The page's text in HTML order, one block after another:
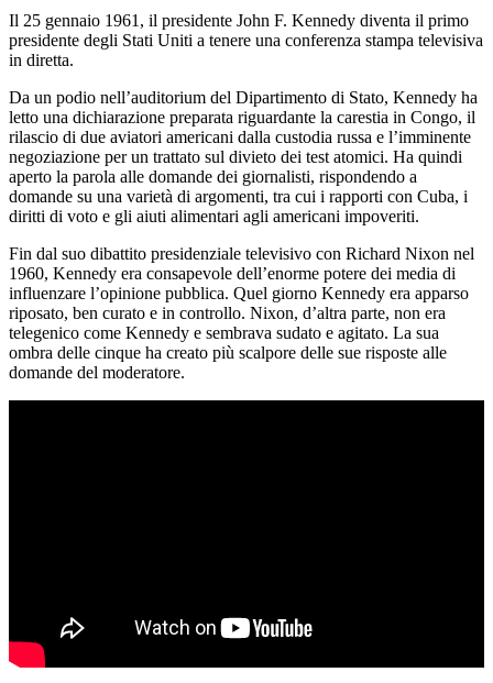
Il 25 gennaio 1961, il presidente John F. Kennedy diventa il primo
presidente degli Stati Uniti a tenere una conferenza stampa televisiva
in diretta.
Da un podio nell’auditorium del Dipartimento di Stato, Kennedy ha
letto una dichiarazione preparata riguardante la carestia in Congo, il
rilascio di due aviatori americani dalla custodia russa e l’imminente
negoziazione per un trattato sul divieto dei test atomici. Ha quindi
aperto la parola alle domande dei giornalisti, rispondendo a
domande su una varietà di argomenti, tra cui i rapporti con Cuba, i
diritti di voto e gli aiuti alimentari agli americani impoveriti.
Fin dal suo dibattito presidenziale televisivo con Richard Nixon nel
1960, Kennedy era consapevole dell’enorme potere dei media di
influenzare l’opinione pubblica. Quel giorno Kennedy era apparso
riposato, ben curato e in controllo. Nixon, d’altra parte, non era
telegenico come Kennedy e sembrava sudato e agitato. La sua
ombra delle cinque ha creato più scalpore delle sue risposte alle
domande del moderatore.